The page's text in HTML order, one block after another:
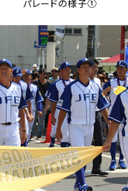
パレードの様子①